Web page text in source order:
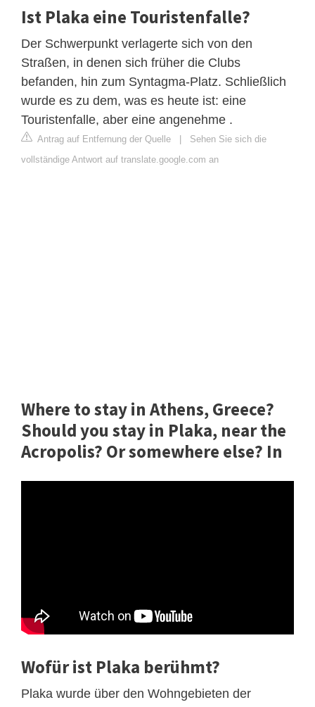
Ist Plaka eine Touristenfalle?
Der Schwerpunkt verlagerte sich von den
Straßen, in denen sich früher die Clubs
befanden, hin zum Syntagma-Platz. Schließlich
wurde es zu dem, was es heute ist: eine
Touristenfalle, aber eine angenehme .
Antrag auf Entfernung der Quelle
Sehen Sie sich die
vollständige Antwort auf translate.google.com an
Where to stay in Athens, Greece?
Should you stay in Plaka, near the
Acropolis? Or somewhere else? In
Wofür ist Plaka berühmt?
Plaka wurde über den Wohngebieten der